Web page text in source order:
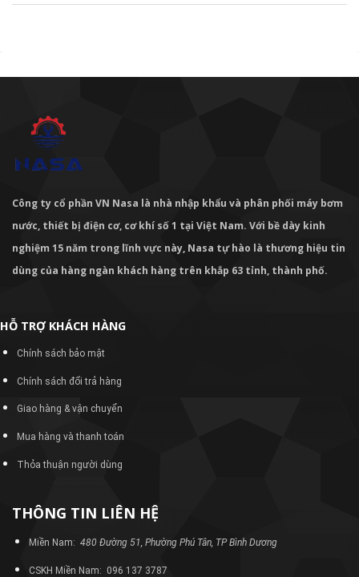
Công ty cổ phần VN Nasa là nhà nhập khẩu và phân phối máy bơm
nước, thiết bị điện cơ, cơ khí số 1 tại Việt Nam. Với bề dày kinh
nghiệm 15 năm trong lĩnh vực này, Nasa tự hào là thương hiệu tin
dùng của hàng ngàn khách hàng trên khắp 63 tỉnh, thành phố.
HỖ TRỢ KHÁCH HÀNG
Chính sách bảo mật
Chính sách đổi trả hàng
Giao hàng & vận chuyển
Mua hàng và thanh toán
Thỏa thuận người dùng
THÔNG TIN LIÊN HỆ
Miền Nam: 480 Đường 51, Phường Phú Tân, TP Bình Dương
CSKH Miền Nam: 096 137 3787